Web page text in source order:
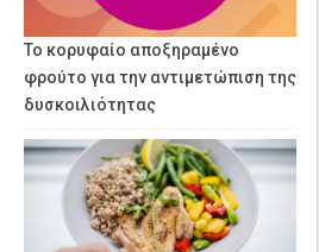
Το κορυφαίο αποξηραμένο
φρούτο για την αντιμετώπιση της
δυσκοιλιότητας